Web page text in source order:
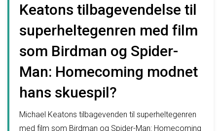
Keatons tilbagevendelse til
superheltegenren med film
som Birdman og Spider-
Man: Homecoming modnet
hans skuespil?
Michael Keatons tilbagevenden til superheltegenren
med film som Birdman og Spider-Man: Homecoming